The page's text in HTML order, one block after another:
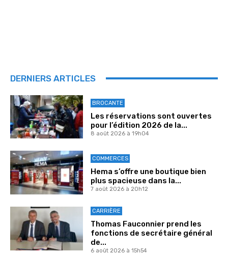
DERNIERS ARTICLES
BROCANTE
Les réservations sont ouvertes
pour l’édition 2026 de la...
8 août 2026 à 19h04
COMMERCES
Hema s’offre une boutique bien
plus spacieuse dans la...
7 août 2026 à 20h12
CARRIÈRE
Thomas Fauconnier prend les
fonctions de secrétaire général
de...
6 août 2026 à 15h54